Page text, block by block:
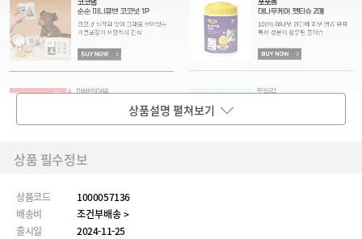
상품설명 펼쳐보기
상품 필수정보
상품코드
1000057136
배송비
조건부배송 >
출시일
2024-11-25